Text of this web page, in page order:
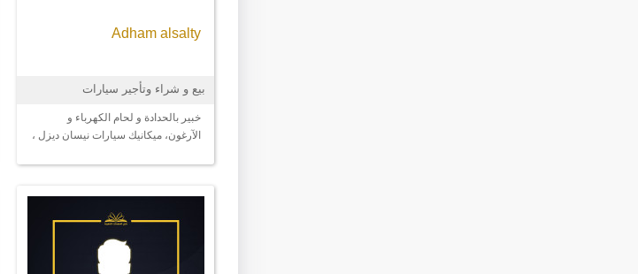
Adham alsalty
بيع و شراء وتأجير سيارات
خبير بالحدادة و لحام الكهرباء و
الآرغون، ميكانيك سيارات نيسان ديزل ،